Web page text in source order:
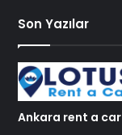
Son Yazılar
Ankara rent a car